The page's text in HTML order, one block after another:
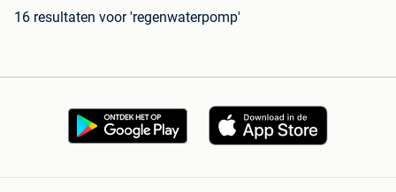
16 resultaten voor 'regenwaterpomp'